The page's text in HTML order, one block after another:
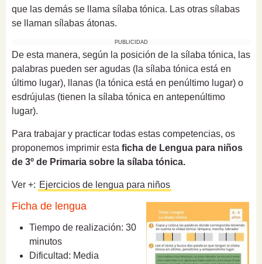
que las demás se llama sílaba tónica. Las otras sílabas
se llaman sílabas átonas.
PUBLICIDAD
De esta manera, según la posición de la sílaba tónica, las
palabras pueden ser agudas (la sílaba tónica está en
último lugar), llanas (la tónica está en penúltimo lugar) o
esdrújulas (tienen la sílaba tónica en antepenúltimo
lugar).
Para trabajar y practicar todas estas competencias, os
proponemos imprimir esta ficha de Lengua para niños
de 3º de Primaria sobre la sílaba tónica.
Ver +: Ejercicios de lengua para niños
Ficha de lengua
Tiempo de realización: 30
minutos
Dificultad: Media